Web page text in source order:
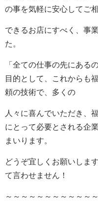
の事を気軽に安心してご
できるお店にすべく、事
た。
「全ての仕事の先にある
目的として、これからも
頼の技術で、多くの
人々に喜んでいただき、
にとって必要とされる企
まいります。
どうぞ宜しくお願いしま
て言わせません！
～～～～～～～～～～～